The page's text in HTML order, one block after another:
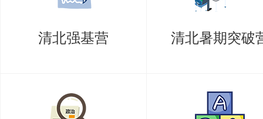
清北强基营 清北暑期突破